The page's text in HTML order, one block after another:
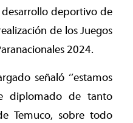
deportivo de
de los Juegos
2024.
señaló ‘’estamos
diplomado de tanto
Temuco, sobre todo